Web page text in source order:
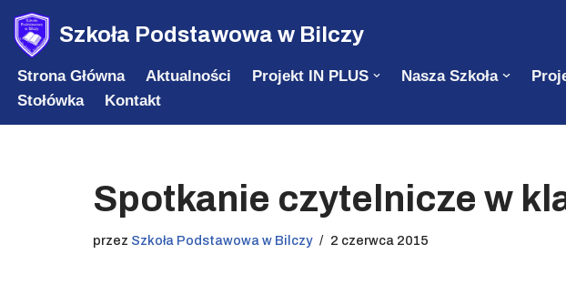
Przejdź
do
treści
Szkoła Podstawowa w Bilczy
Strona Główna Aktualności Projekt IN PLUS Nasza Szkoła
Stołówka
Kontakt
Spotkanie czytelnicze w
przez Szkoła Podstawowa w Bilczy 2 czerwca 2015